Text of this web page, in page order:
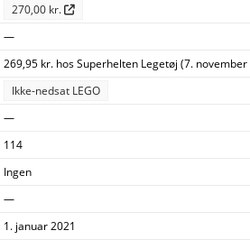
270,00 kr.
—
269,95 kr. hos Superhelten Legetøj (7. november
Ikke-nedsat LEGO
—
114
Ingen
—
1. januar 2021